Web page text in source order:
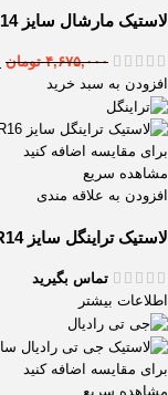
لاستیک مارشال سایز 185/65R14 مدل Solus Xpert MH20
۴,۶۷۵,۰۰۰ تومان
افزودن به سبد خرید
برای مقایسه اضافه کنید
مشاهده سریع
افزودن به علاقه مندی
لاستیک تراینگل سایز 185/65R14 مدل TE307
تماس بگیرید
اطلاعات بیشتر
برای مقایسه اضافه کنید
مشاهده سریع